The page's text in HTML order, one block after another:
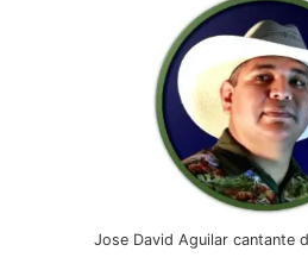
Jose David Aguilar cantante